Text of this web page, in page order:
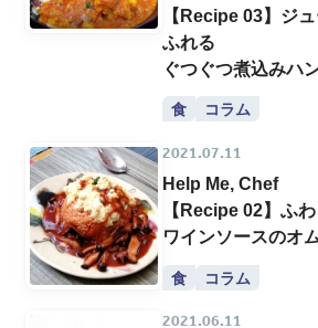
【Recipe 03】ジ
ふれる
ぐつぐつ煮込みハ
食 コラム
2021.07.11
Help Me, Chef
【Recipe 02】ふ
ワインソースのオ
食 コラム
2021.06.11